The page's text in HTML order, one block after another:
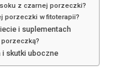
z czarnej porzeczki?
porzeczki w fitoterapii?
i suplementach
i skutki uboczne